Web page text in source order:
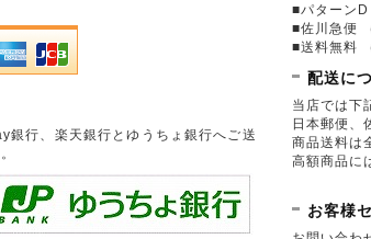
銀行、楽天銀行とゆうちょ銀行へご送
■パターン
■佐川急便
■送料無料
配送に
当店では下
日本郵便
商品送料は
高額商品に
お客様